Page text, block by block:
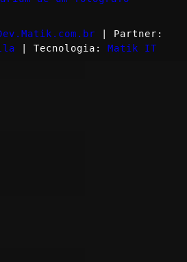
| Partner:
| Tecnologia: Matik IT